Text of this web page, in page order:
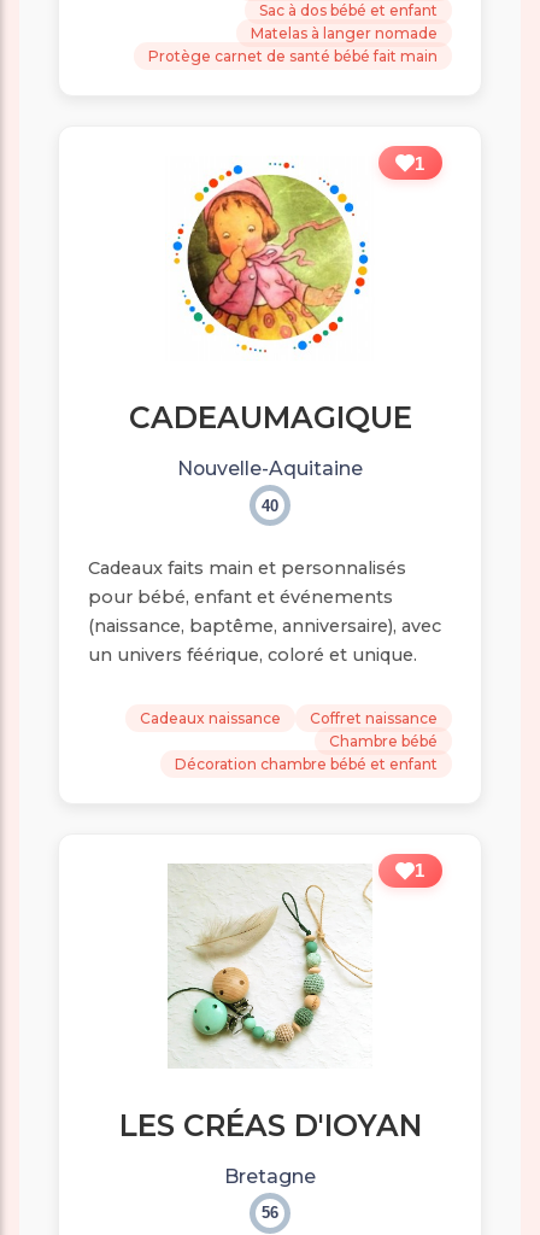
Sac à dos bébé et enfant
Matelas à langer nomade
Protège carnet de santé bébé fait main
1
CADEAUMAGIQUE
Nouvelle-Aquitaine
40
Cadeaux faits main et personnalisés
pour bébé, enfant et événements
(naissance, baptême, anniversaire), avec
un univers féérique, coloré et unique.
Cadeaux naissance
Coffret naissance
Chambre bébé
Décoration chambre bébé et enfant
1
LES CRÉAS D'IOYAN
Bretagne
56